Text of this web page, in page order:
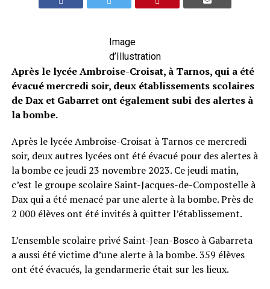
Image
d’Illustration
Après le lycée Ambroise-Croisat, à Tarnos, qui a été
évacué mercredi soir, deux établissements scolaires
de Dax et Gabarret ont également subi des alertes à
la bombe.
Après le lycée Ambroise-Croisat à Tarnos ce mercredi
soir, deux autres lycées ont été évacué pour des alertes à
la bombe ce jeudi 23 novembre 2023. Ce jeudi matin,
c’est le groupe scolaire Saint-Jacques-de-Compostelle à
Dax qui a été menacé par une alerte à la bombe. Près de
2 000 élèves ont été invités à quitter l’établissement.
L’ensemble scolaire privé Saint-Jean-Bosco à Gabarreta
a aussi été victime d’une alerte à la bombe. 359 élèves
ont été évacués, la gendarmerie était sur les lieux.